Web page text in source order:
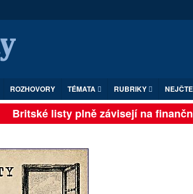
ROZHOVORY TÉMATA RUBRIKY
Britské listy plně závisejí na